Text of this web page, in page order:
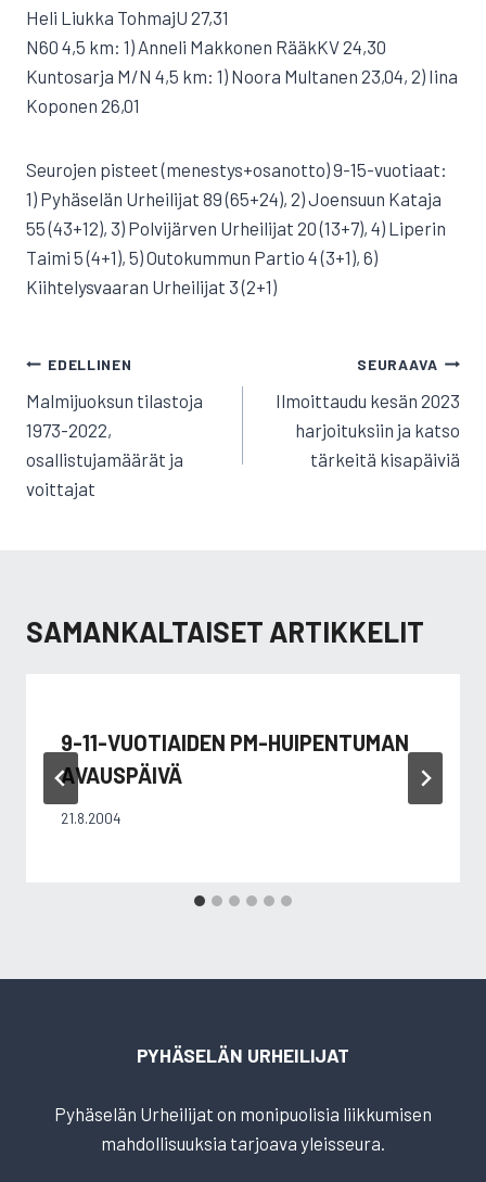
Heli Liukka TohmajU 27,31
N60 4,5 km: 1) Anneli Makkonen RääkKV 24,30
Kuntosarja M/N 4,5 km: 1) Noora Multanen 23,04, 2) Iina
Koponen 26,01
Seurojen pisteet (menestys+osanotto) 9-15-vuotiaat:
1) Pyhäselän Urheilijat 89 (65+24), 2) Joensuun Kataja
55 (43+12), 3) Polvijärven Urheilijat 20 (13+7), 4) Liperin
Taimi 5 (4+1), 5) Outokummun Partio 4 (3+1), 6)
Kiihtelysvaaran Urheilijat 3 (2+1)
ARTIKKELIEN
SELAUS
EDELLINEN
Malmijuoksun tilastoja
1973-2022,
osallistujamäärät ja
voittajat
SEURAAVA
Ilmoittaudu kesän 2023
harjoituksiin ja katso
tärkeitä kisapäiviä
SAMANKALTAISET ARTIKKELIT
9-11-VUOTIAIDEN PM-HUIPENTUMAN
AVAUSPÄIVÄ
21.8.2004
PYHÄSELÄN URHEILIJAT
Pyhäselän Urheilijat on monipuolisia liikkumisen
mahdollisuuksia tarjoava yleisseura.